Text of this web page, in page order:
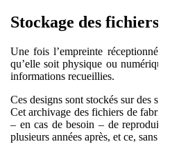
Stockage des fichiers
Une fois l’empreinte réceptionnée
qu’elle soit physique ou numérique
informations recueillies.
Ces designs sont stockés sur des
Cet archivage des fichiers de
– en cas de besoin – de reproduire
plusieurs années après, et ce, sans